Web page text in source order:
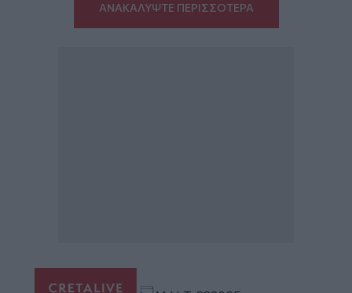
ΑΝΑΚΑΛΥΨΤΕ ΠΕΡΙΣΣΟΤΕΡΑ